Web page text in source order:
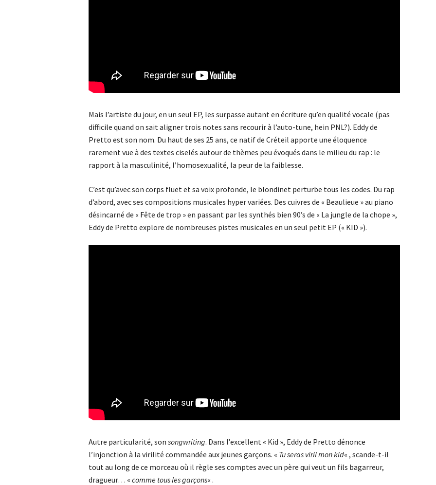
Mais l’artiste du jour, en un seul EP, les surpasse autant en écriture qu’en qualité vocale (pas
difficile quand on sait aligner trois notes sans recourir à l’auto-tune, hein PNL?). Eddy de
Pretto est son nom. Du haut de ses 25 ans, ce natif de Créteil apporte une éloquence
rarement vue à des textes ciselés autour de thèmes peu évoqués dans le milieu du rap : le
rapport à la masculinité, l’homosexualité, la peur de la faiblesse.
C’est qu’avec son corps fluet et sa voix profonde, le blondinet perturbe tous les codes. Du rap
d’abord, avec ses compositions musicales hyper variées. Des cuivres de « Beaulieue » au piano
désincarné de « Fête de trop » en passant par les synthés bien 90’s de « La jungle de la chope »,
Eddy de Pretto explore de nombreuses pistes musicales en un seul petit EP (« KID »).
Autre particularité, son songwriting. Dans l’excellent « Kid », Eddy de Pretto dénonce
l’injonction à la virilité commandée aux jeunes garçons. « Tu seras viril mon kid« , scande-t-il
tout au long de ce morceau où il règle ses comptes avec un père qui veut un fils bagarreur,
dragueur… « comme tous les garçons« .